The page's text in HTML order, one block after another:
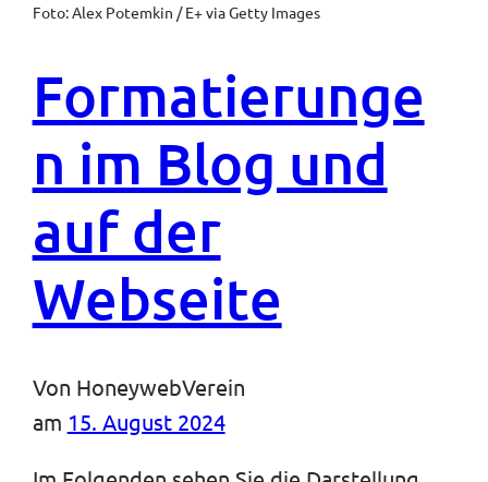
Foto: Alex Potemkin / E+ via Getty Images
Formatierunge
n im Blog und
auf der
Webseite
Von HoneywebVerein
am 15. August 2024